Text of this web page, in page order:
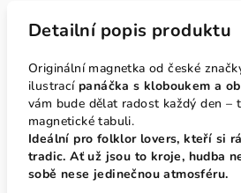
Detailní popis produktu
Originální magnetka od české
ilustrací panáčka s kloboukem a
vám bude dělat radost každý den –
magnetické tabuli.
Ideální pro folklor lovers, kteří si
tradic. Ať už jsou to kroje, hudba
sobě nese jedinečnou atmosféru.